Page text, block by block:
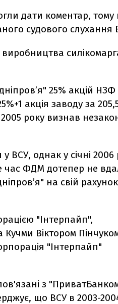
дати коментар,
судового слухання
виробництва
25% акцій НЗФ
акція заводу за
року визнав
ВСУ, однак у січні 2006
час ФДМ дотепер не
на свій рахунок
"Інтерпайп",
Віктором
"Інтерпайп"
з
що ВСУ в 2003-